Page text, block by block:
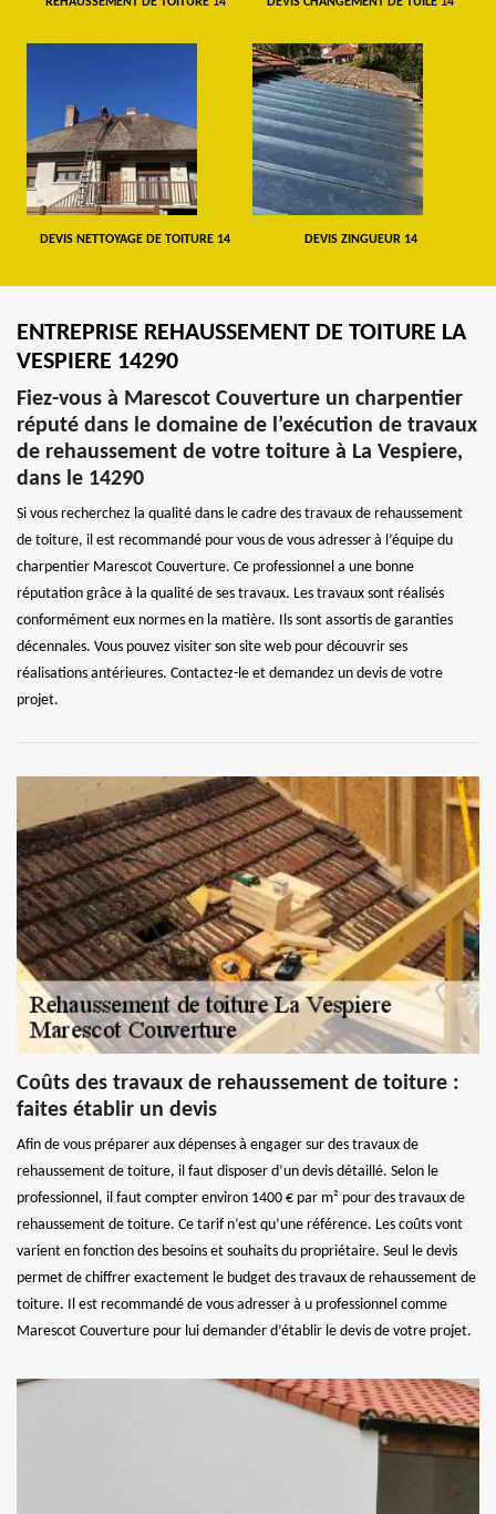
DEVIS NETTOYAGE DE TOITURE 14 DEVIS ZINGUEUR 14
ENTREPRISE REHAUSSEMENT DE TOITURE LA
VESPIERE 14290
Fiez-vous à Marescot Couverture un charpentier
réputé dans le domaine de l’exécution de travaux
de rehaussement de votre toiture à La Vespiere,
dans le 14290
Si vous recherchez la qualité dans le cadre des travaux de rehaussement
de toiture, il est recommandé pour vous de vous adresser à l’équipe du
charpentier Marescot Couverture. Ce professionnel a une bonne
réputation grâce à la qualité de ses travaux. Les travaux sont réalisés
conformément eux normes en la matière. Ils sont assortis de garanties
décennales. Vous pouvez visiter son site web pour découvrir ses
réalisations antérieures. Contactez-le et demandez un devis de votre
projet.
Coûts des travaux de rehaussement de toiture :
faites établir un devis
Afin de vous préparer aux dépenses à engager sur des travaux de
rehaussement de toiture, il faut disposer d’un devis détaillé. Selon le
professionnel, il faut compter environ 1400 € par m² pour des travaux de
rehaussement de toiture. Ce tarif n’est qu’une référence. Les coûts vont
varient en fonction des besoins et souhaits du propriétaire. Seul le devis
permet de chiffrer exactement le budget des travaux de rehaussement de
toiture. Il est recommandé de vous adresser à u professionnel comme
Marescot Couverture pour lui demander d’établir le devis de votre projet.